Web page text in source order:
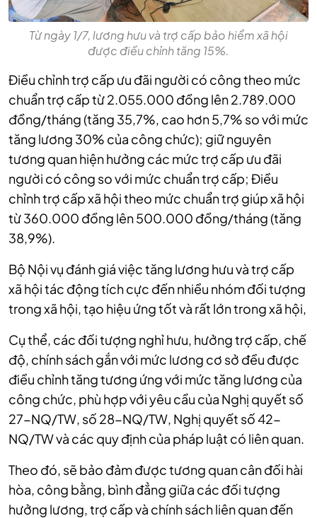
Từ ngày 1/7, lương hưu và trợ cấp bảo hiểm xã hội
được điều chỉnh tăng 15%.
Điều chỉnh trợ cấp ưu đãi người có công theo mức
chuẩn trợ cấp từ 2.055.000 đồng lên 2.789.000
đồng/tháng (tăng 35,7%, cao hơn 5,7% so với mức
tăng lương 30% của công chức); giữ nguyên
tương quan hiện hưởng các mức trợ cấp ưu đãi
người có công so với mức chuẩn trợ cấp; Điều
chỉnh trợ cấp xã hội theo mức chuẩn trợ giúp xã hội
từ 360.000 đồng lên 500.000 đồng/tháng (tăng
38,9%).
Bộ Nội vụ đánh giá việc tăng lương hưu và trợ cấp
xã hội tác động tích cực đến nhiều nhóm đối tượng
trong xã hội, tạo hiệu ứng tốt và rất lớn trong xã hội,
Cụ thể, các đối tượng nghỉ hưu, hưởng trợ cấp, chế
độ, chính sách gắn với mức lương cơ sở đều được
điều chỉnh tăng tương ứng với mức tăng lương của
công chức, phù hợp với yêu cầu của Nghị quyết số
27-NQ/TW, số 28-NQ/TW, Nghị quyết số 42-
NQ/TW và các quy định của pháp luật có liên quan.
Theo đó, sẽ bảo đảm được tương quan cân đối hài
hòa, công bằng, bình đẳng giữa các đối tượng
hưởng lương, trợ cấp và chính sách liên quan đến